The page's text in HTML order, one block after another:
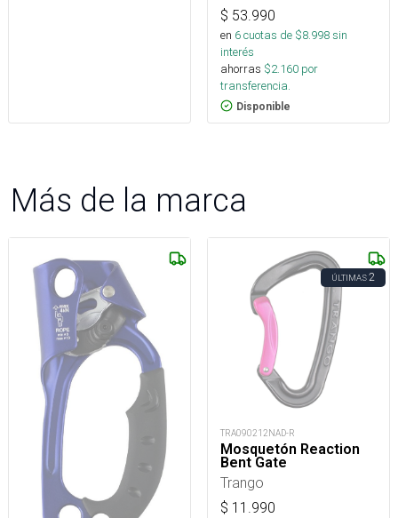
$ 53.990
en 6cuotas de $8.998sin
interés
ahorras $2.160 por
transferencia.
Disponible
Más de la marca
ÚLTIMAS2
TRA090212NAD-R
Mosquetón Reaction
Bent Gate
Trango
$ 11.990